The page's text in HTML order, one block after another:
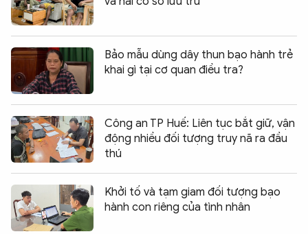
Bảo mẫu dùng dây thun bạo hành trẻ
khai gì tại cơ quan điều tra?
Công an TP Huế: Liên tục bắt giữ, vận
động nhiều đối tượng truy nã ra đầu
thú
Khởi tố và tạm giam đối tượng bạo
hành con riêng của tình nhân